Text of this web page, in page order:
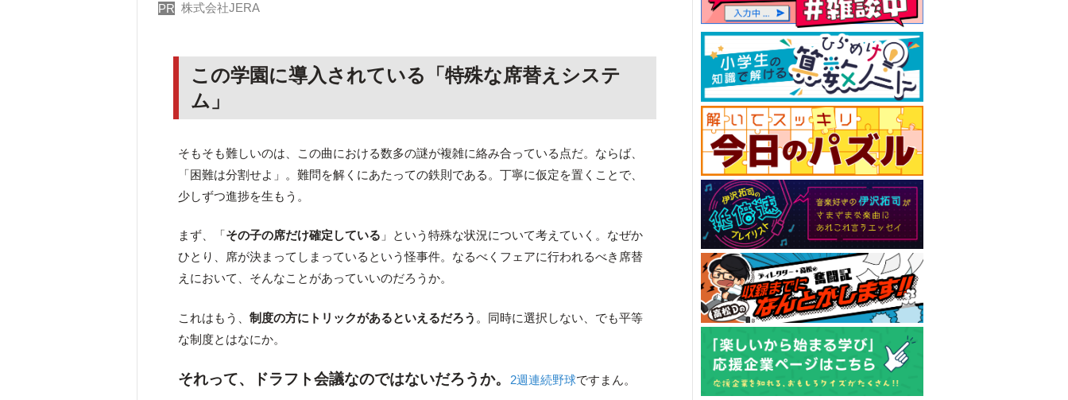
PR 株式会社JERA
この学園に導入されている「特殊な席替えシステ
ム」
そもそも難しいのは、この曲における数多の謎が複雑に絡み合っている点だ。ならば、
「困難は分割せよ」。難問を解くにあたっての鉄則である。丁寧に仮定を置くことで、
少しずつ進捗を生もう。
まず、「その子の席だけ確定している 」という特殊な状況について考えていく。なぜか
ひとり、席が決まってしまっているという怪事件。なるべくフェアに行われるべき席替
えにおいて、そんなことがあっていいのだろうか。
これはもう、制度の方にトリックがあるといえるだろう 。同時に選択しない、でも平等
な制度とはなにか。
それって、ドラフト会議なのではないだろうか。 2週連続野球ですまん。